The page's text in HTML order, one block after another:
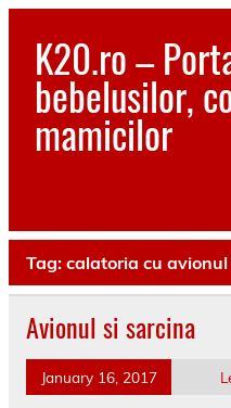
Skip
contentK20.ro –
bebelusilor,
mamicilor
Tag: calatoria cu avionul
Avionul si sarcina
January 16, 2017